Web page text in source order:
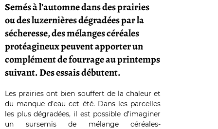
Semés à l’automne dans des prairies
ou des luzernières dégradées par la
sécheresse, des mélanges céréales
protéagineux peuvent apporter un
complément de fourrage au printemps
suivant. Des essais débutent.
Les prairies ont bien souffert de la chaleur et
du manque d’eau cet été. Dans les parcelles
les plus dégradées, il est possible d’imaginer
un sursemis de mélange céréales-